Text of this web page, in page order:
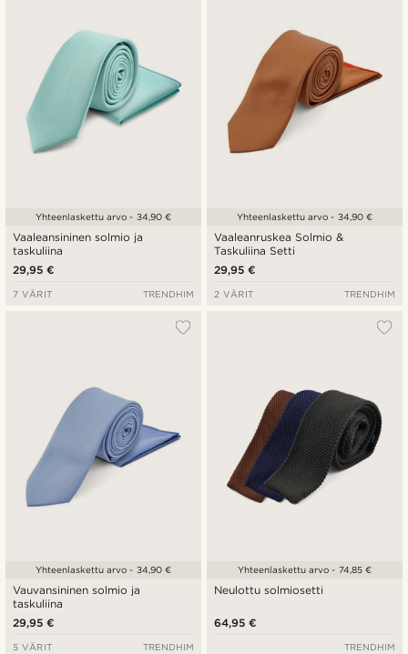
Vaaleansininen solmio ja
taskuliina
29,95 €
Yhteenlaskettu arvo - 34,90 €
7 VÄRIT TRENDHIM
Vaaleanruskea Solmio &
Taskuliina Setti
29,95 €
Yhteenlaskettu arvo - 34,90 €
2 VÄRIT TRENDHIM
Vauvansininen solmio ja
taskuliina
29,95 €
Yhteenlaskettu arvo - 34,90 €
5 VÄRIT TRENDHIM
Neulottu solmiosetti
64,95 €
Yhteenlaskettu arvo - 74,85 €
TRENDHIM